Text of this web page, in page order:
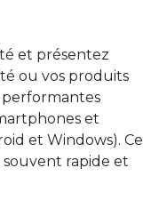
et présentez
ou vos produits
et
et Windows). Ce
rapide et